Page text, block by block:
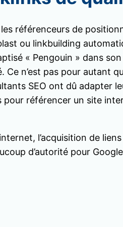
référenceurs de
ou linkbuilding
« Pengouin » dans
Ce n’est pas pour autant
SEO ont dû adapter
pour référencer un site
l’acquisition de
d’autorité pour